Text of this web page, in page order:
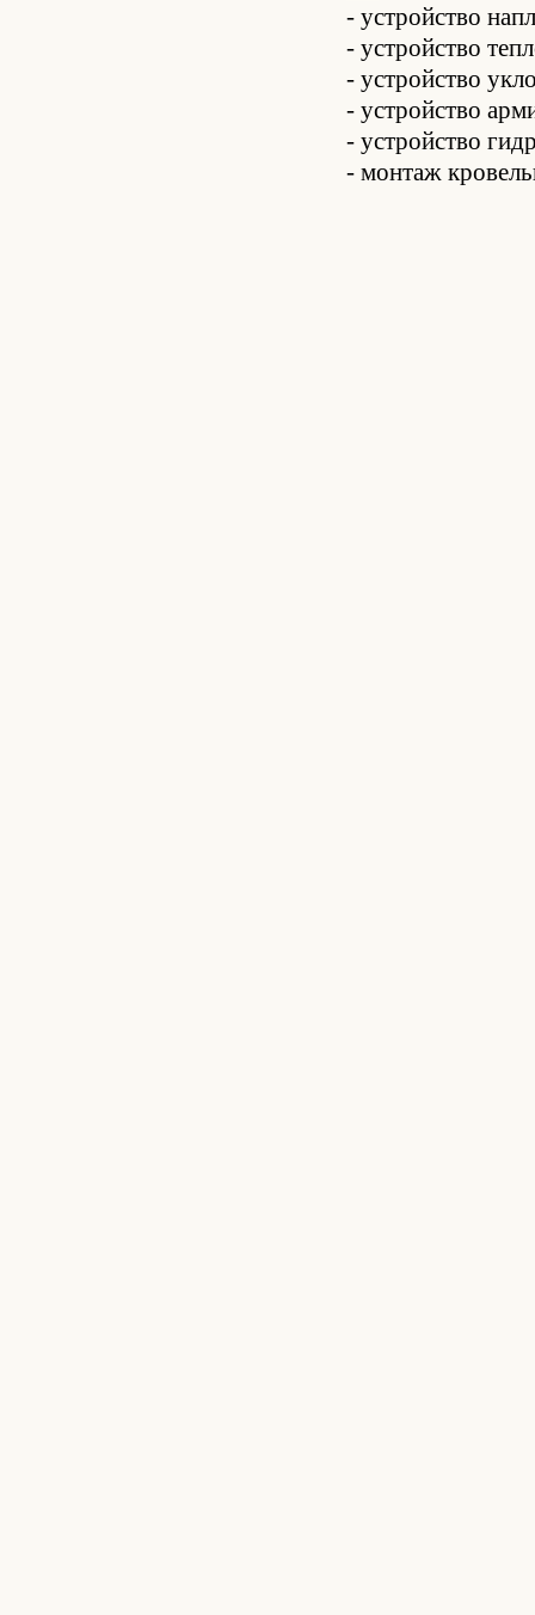
- устройство
- устройство
- устройство
- устройство
- устройство
- монтаж